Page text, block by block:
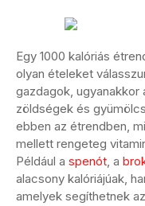
Egy 1000 kalóriás
olyan ételeket
gazdagok, ugyanakkor
zöldségek és
ebben az étrendben,
mellett rengeteg
Például a spenót , a
alacsony kalóriájúak,
amelyek segíthetnek